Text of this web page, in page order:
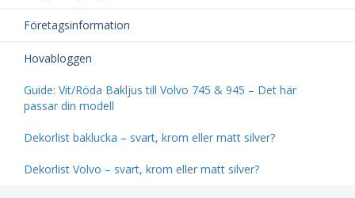
Företagsinformation
Hovabloggen
Guide: Vit/Röda Bakljus till Volvo 745 & 945 – Det här
passar din modell
Dekorlist baklucka – svart, krom eller matt silver?
Dekorlist Volvo – svart, krom eller matt silver?